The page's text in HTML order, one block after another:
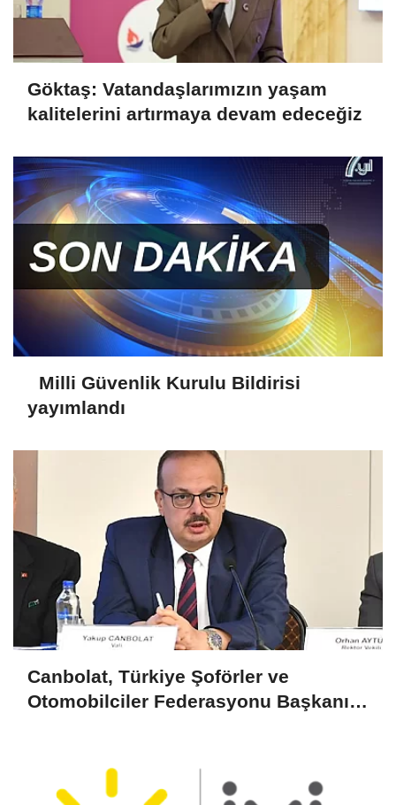
Göktaş: Vatandaşlarımızın yaşam
kalitelerini artırmaya devam edeceğiz
Milli Güvenlik Kurulu Bildirisi
yayımlandı
Canbolat, Türkiye Şoförler ve
Otomobilciler Federasyonu Başkanı